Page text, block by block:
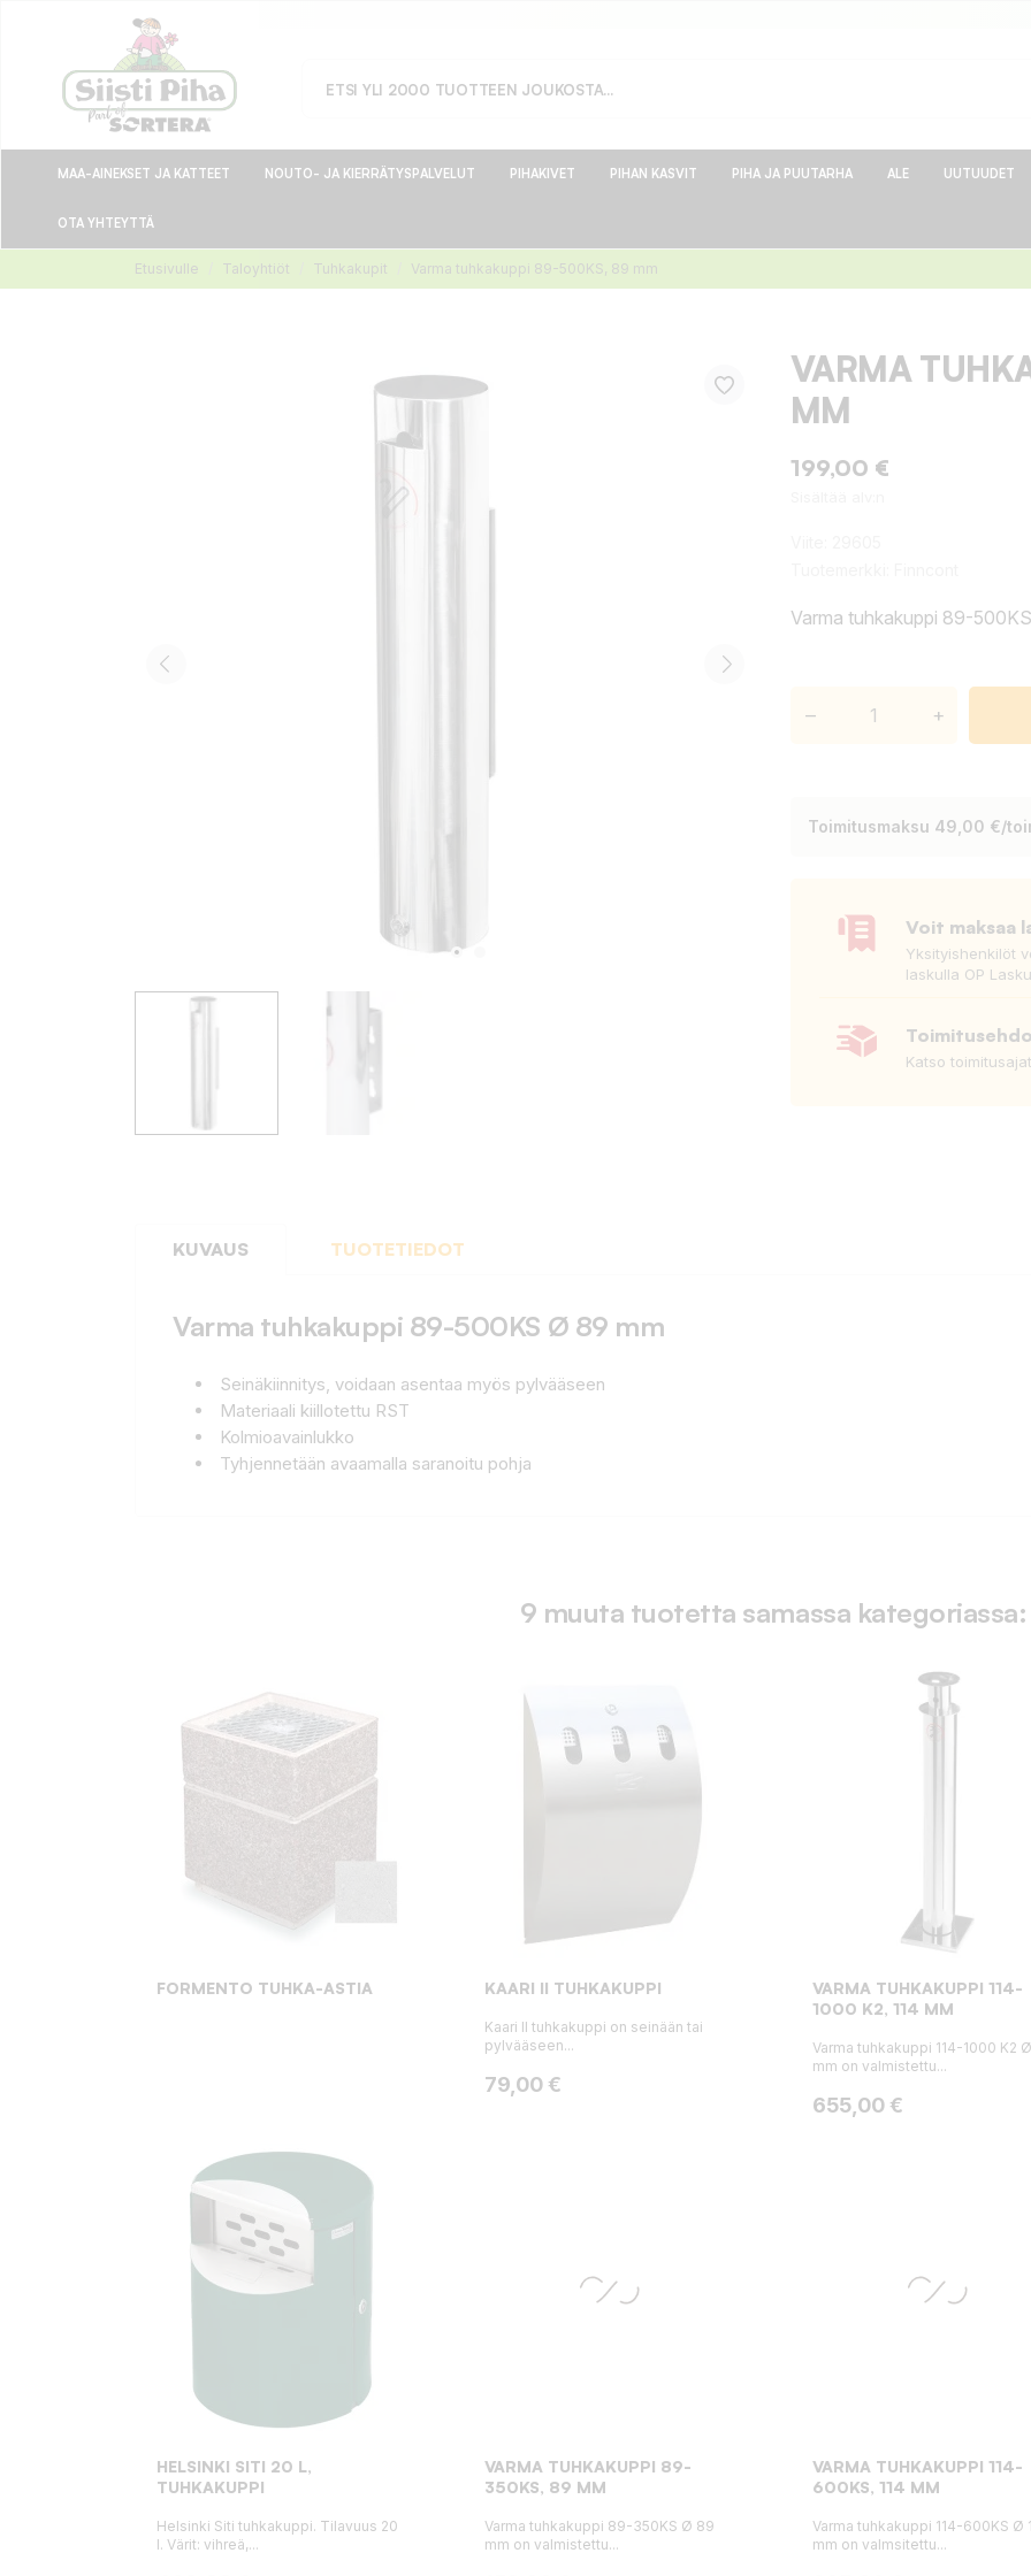
MAA-AINEKSET JA KATTEET NOUTO- JA KIERRÄTYSPALVELUT PIHAKIVET PIHAN KASVIT PIHA JA PUUTARHA ALE UUTUUDET
OTA YHTEYTTÄ
Etusivulle Taloyhtiöt Tuhkakupit Varma tuhkakuppi 89-500KS, 89 mm
VARMA
MM
199,00 €
Varma tuhkakuppi 89-
– +
Toimitusmaksu 49,00 €/
Voit maksaa
Yksityishenkilöt
laskulla OP
Katso
KUVAUS TUOTETIEDOT
Varma tuhkakuppi 89-500KS Ø 89 mm
Seinäkiinnitys, voidaan asentaa myös pylvääseen
Materiaali kiillotettu RST
Kolmioavainlukko
Tyhjennetään avaamalla saranoitu pohja
9 muuta tuotetta samassa kategoriassa:
FORMENTO TUHKA-ASTIA KAARI II TUHKAKUPPI
Kaari II tuhkakuppi on seinään tai
pylvääseen...
Hinta
79,00 €
VARMA TUHKAKUPPI 114-
1000 K2, 114 MM
Varma tuhkakuppi 114-1000 K2 Ø
mm on valmistettu...
Hinta
655,00 €
HELSINKI SITI 20 L,
TUHKAKUPPI
Helsinki Siti tuhkakuppi. Tilavuus 20
l. Värit: vihreä,...
VARMA TUHKAKUPPI 89-
350KS, 89 MM
Varma tuhkakuppi 89-350KS Ø 89
mm on valmistettu...
VARMA TUHKAKUPPI 114-
600KS, 114 MM
Varma tuhkakuppi 114-600KS Ø
mm on valmsitettu...